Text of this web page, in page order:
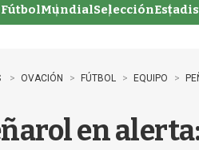
FútbolMundialSelección
OVACIÓN FÚTBOL EQUIPO
en